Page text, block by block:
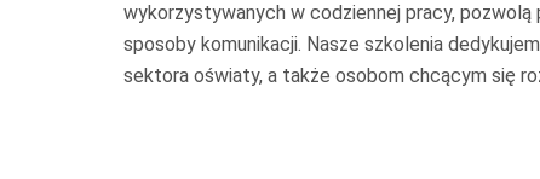
wykorzystywanych w codziennej pracy, pozwolą
sposoby komunikacji. Nasze szkolenia
sektora oświaty, a także osobom chcącym się r